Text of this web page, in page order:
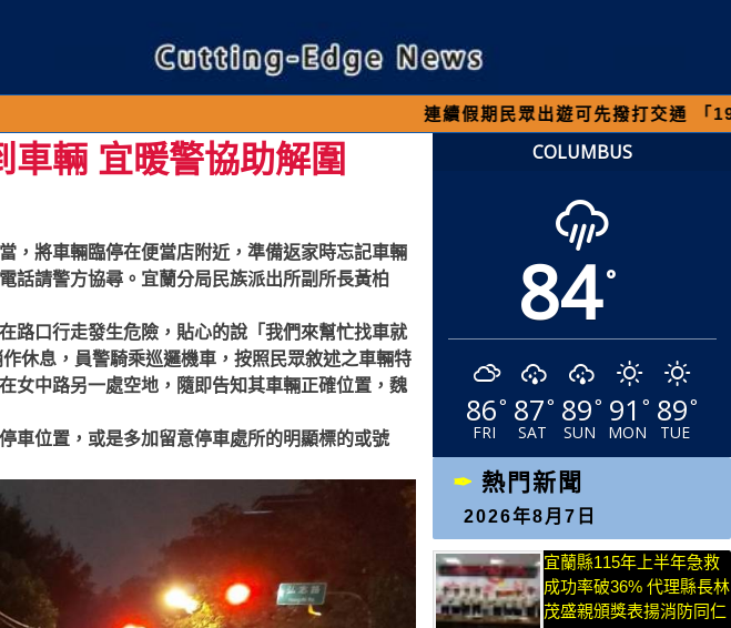
連續假期民眾出遊可先撥打交通 「1968」客服
輛 宜暖警協助解圍
，將車輛臨停在便當店附近，準備返家時忘記車輛
話請警方協尋。宜蘭分局民族派出所副所長黃柏
路口行走發生危險，貼心的說「我們來幫忙找車就
休息，員警騎乘巡邏機車，按照民眾敘述之車輛特
女中路另一處空地，隨即告知其車輛正確位置，魏
車位置，或是多加留意停車處所的明顯標的或號
COLUMBUS
84°
86°
FRI
87°
SAT
89°
SUN
91 °
MON
89°
TUE
熱門新聞
2026年8月7日
宜蘭縣115年上半年急救
成功率破36% 代理縣長林
茂盛親頒獎表揚消防同仁